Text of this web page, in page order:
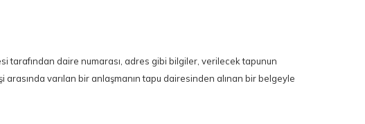
tarafından daire numarası, adres gibi bilgiler, verilecek tapunun
varılan bir anlaşmanın tapu dairesinden alınan bir belgeyle